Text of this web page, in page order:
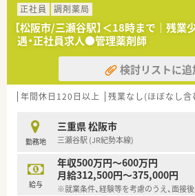
正社員
調剤薬局
【松阪市/三瀬谷駅】＜18時まで｜残業
遇・正社員求人●管理薬剤師
検討リストに追
年間休日120日以上 残業なし(ほぼなし含
勤務地
三重県 松阪市
三瀬谷駅 (JR紀勢本線)
給与
年収500万円～600万円
月給312,500円～375,000円
※就業条件、経験等を考慮のうえ、面接後